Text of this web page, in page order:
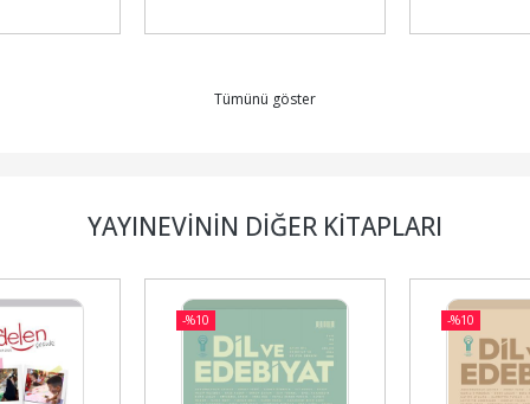
Tümünü göster
YAYINEVININ DIĞER KITAPLARI
-%10 -%10